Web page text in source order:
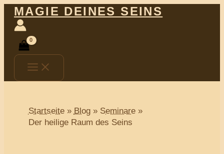
Zum
Inhalt
springen
MAGIE DEINES SEINS
Main
Menu
Startseite Blog
Seminare
Der heilige Raum des Seins